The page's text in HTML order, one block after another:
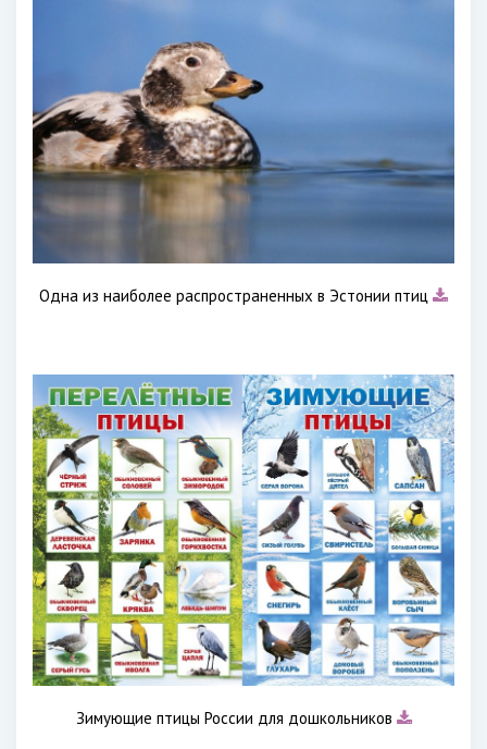
Одна из наиболее распространенных в Эстонии птиц
Зимующие птицы России для дошкольников